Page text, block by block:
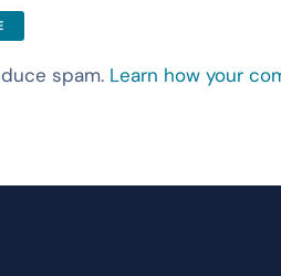
spam. Learn how your